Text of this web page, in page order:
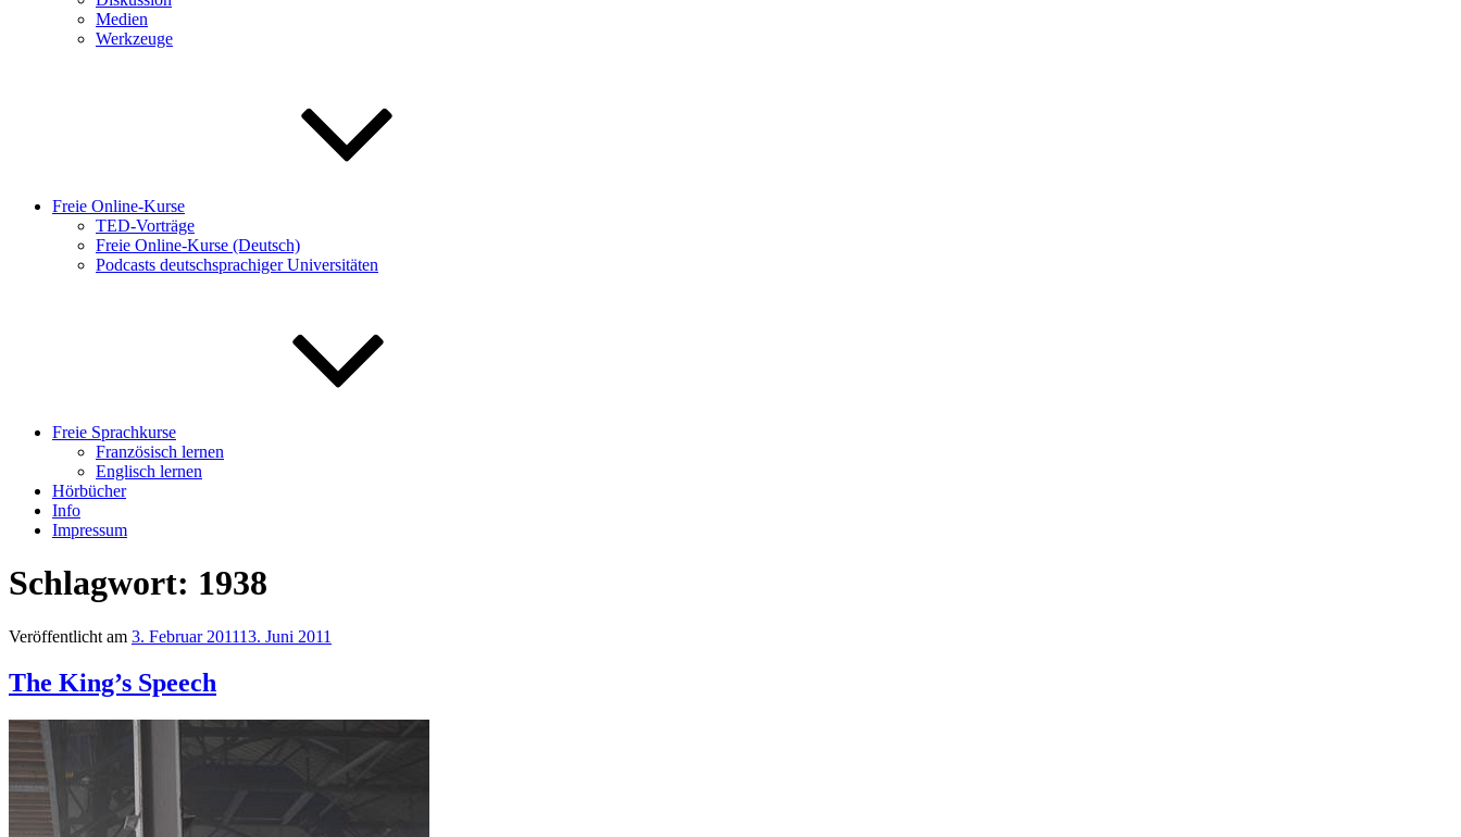
Medien
Werkzeuge
Freie Online-Kurse
TED-Vorträge
Freie Online-Kurse (Deutsch)
Podcasts deutschsprachiger Universitäten
Freie Sprachkurse
Französisch lernen
Englisch lernen
Hörbücher
Info
Impressum
Schlagwort: 1938
Veröffentlicht am 3. Februar 201113. Juni 2011
The King’s Speech